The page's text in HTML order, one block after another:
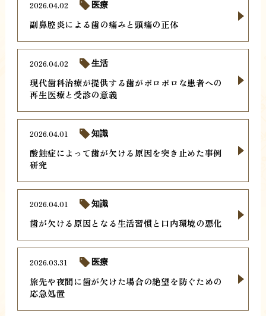
副鼻腔炎による歯の痛みと頭痛の正体
2026.04.02 医療
現代歯科治療が提供する歯がボロボロな患者への
再生医療と受診の意義
2026.04.02 生活
酸蝕症によって歯が欠ける原因を突き止めた事例
研究
2026.04.01 知識
歯が欠ける原因となる生活習慣と口内環境の悪化
2026.04.01 知識
旅先や夜間に歯が欠けた場合の絶望を防ぐための
応急処置
2026.03.31 医療